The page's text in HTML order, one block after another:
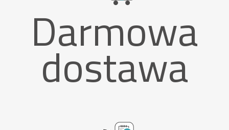
Darmowa
dostawa